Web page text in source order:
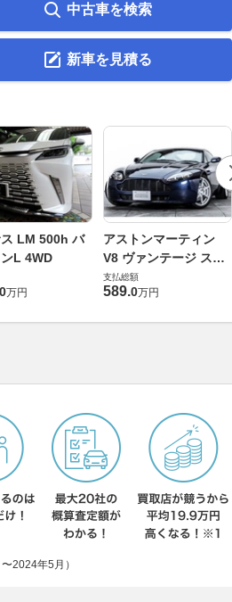
中古車を検索
新車を見積る
ス LM 500h バ
L 4WD
0万円
アストンマーティン
V8 ヴァンテージ スポ
ーツシフト
支払総額
589.0万円
2024年5月）